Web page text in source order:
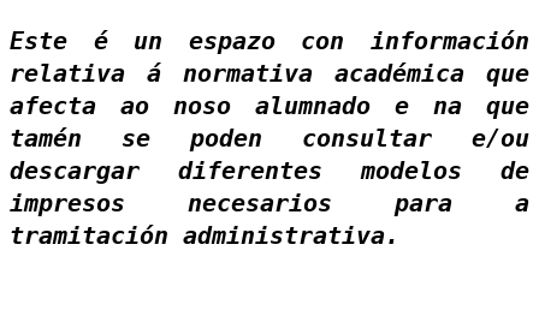
Este é un espazo con información
relativa á normativa académica que
afecta ao noso alumnado e na que
tamén se poden consultar e/ou
descargar diferentes modelos de
impresos necesarios para a
tramitación administrativa.